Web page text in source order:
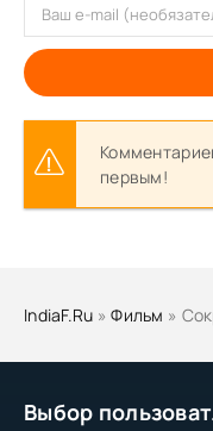
Выбор
первым!
IndiaF.Ru »Фильм »